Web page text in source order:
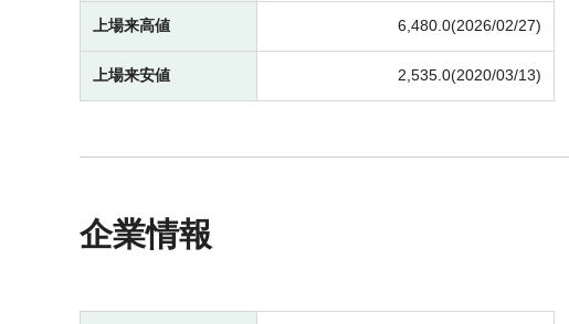
上場来高値 6,480.0(2026/02/27)
上場来安値 2,535.0(2020/03/13)
企業情報